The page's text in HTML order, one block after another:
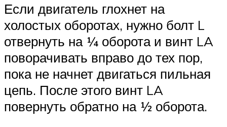
Если двигатель глохнет на
холостых оборотах, нужно болт L
отвернуть на ¼ оборота и винт LA
поворачивать вправо до тех пор,
пока не начнет двигаться пильная
цепь. После этого винт LA
повернуть обратно на ½ оборота.